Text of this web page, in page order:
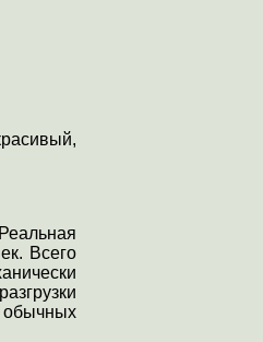
Всего
обычных